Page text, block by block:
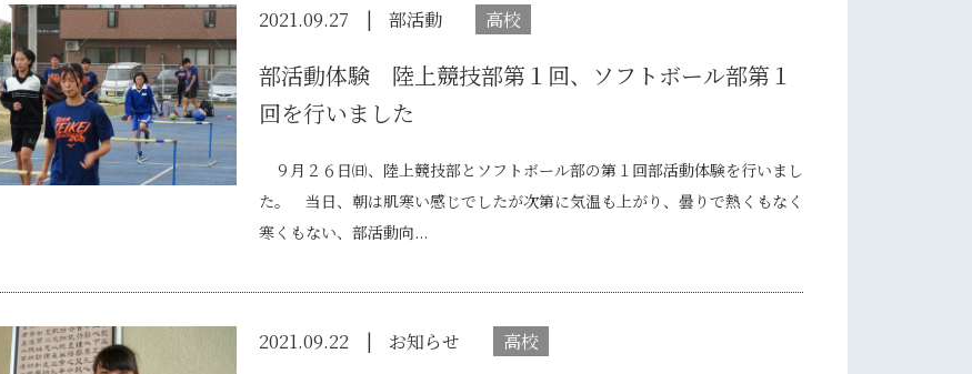
2021.09.27 部活動 高校
部活動体験 陸上競技部第１回、ソフトボール部第１
回を行いました
９月２６日㈰、陸上競技部とソフトボール部の第１回部活動体験を行いまし
た。 当日、朝は肌寒い感じでしたが次第に気温も上がり、曇りで熱くもなく
寒くもない、部活動向...
2021.09.22 お知らせ 高校